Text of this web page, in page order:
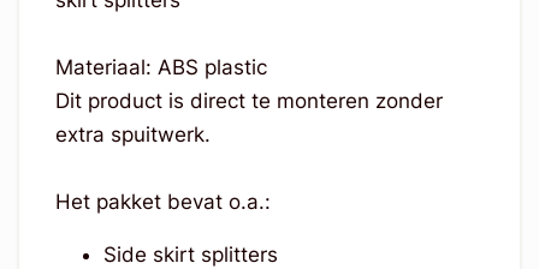
Materiaal: ABS plastic
Dit product is direct te monteren zonder
extra spuitwerk.
Het pakket bevat o.a.:
Side skirt splitters